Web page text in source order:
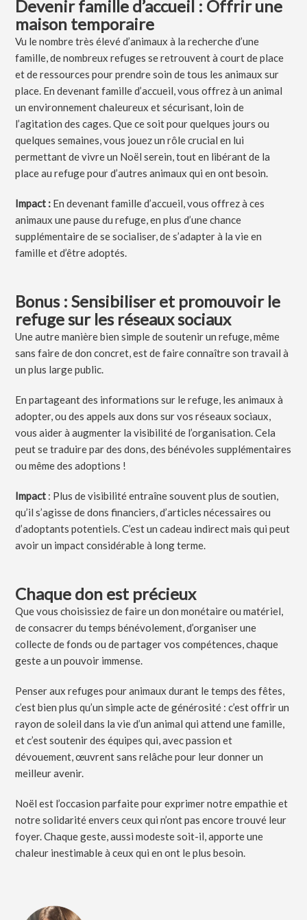
Devenir famille d’accueil : Offrir une
maison temporaire
Vu le nombre très élevé d’animaux à la recherche d’une
famille, de nombreux refuges se retrouvent à court de place
et de ressources pour prendre soin de tous les animaux sur
place. En devenant famille d’accueil, vous offrez à un animal
un environnement chaleureux et sécurisant, loin de
l’agitation des cages. Que ce soit pour quelques jours ou
quelques semaines, vous jouez un rôle crucial en lui
permettant de vivre un Noël serein, tout en libérant de la
place au refuge pour d’autres animaux qui en ont besoin.
Impact : En devenant famille d’accueil, vous offrez à ces
animaux une pause du refuge, en plus d’une chance
supplémentaire de se socialiser, de s’adapter à la vie en
famille et d’être adoptés.
Bonus : Sensibiliser et promouvoir le
refuge sur les réseaux sociaux
Une autre manière bien simple de soutenir un refuge, même
sans faire de don concret, est de faire connaître son travail à
un plus large public.
En partageant des informations sur le refuge, les animaux à
adopter, ou des appels aux dons sur vos réseaux sociaux,
vous aider à augmenter la visibilité de l’organisation. Cela
peut se traduire par des dons, des bénévoles supplémentaires
ou même des adoptions !
Impact : Plus de visibilité entraîne souvent plus de soutien,
qu’il s’agisse de dons financiers, d’articles nécessaires ou
d’adoptants potentiels. C’est un cadeau indirect mais qui peut
avoir un impact considérable à long terme.
Chaque don est précieux
Que vous choisissiez de faire un don monétaire ou matériel,
de consacrer du temps bénévolement, d’organiser une
collecte de fonds ou de partager vos compétences, chaque
geste a un pouvoir immense.
Penser aux refuges pour animaux durant le temps des fêtes,
c’est bien plus qu’un simple acte de générosité : c’est offrir un
rayon de soleil dans la vie d’un animal qui attend une famille,
et c’est soutenir des équipes qui, avec passion et
dévouement, œuvrent sans relâche pour leur donner un
meilleur avenir.
Noël est l’occasion parfaite pour exprimer notre empathie et
notre solidarité envers ceux qui n’ont pas encore trouvé leur
foyer. Chaque geste, aussi modeste soit-il, apporte une
chaleur inestimable à ceux qui en ont le plus besoin.